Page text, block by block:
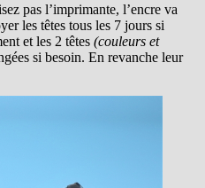
pas l’imprimante, l’encre va
les têtes tous les 7 jours si
et les 2 têtes (couleurs et
si besoin. En revanche leur